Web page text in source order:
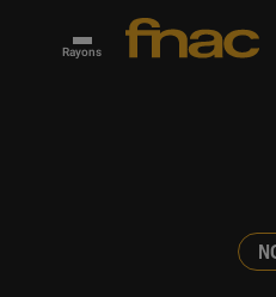
Rayons